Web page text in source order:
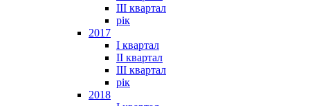
III квартал
рік
2017
I квартал
II квартал
III квартал
рік
2018